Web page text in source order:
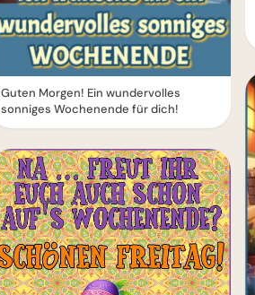
Guten Morgen! Ein wundervolles
sonniges Wochenende für dich!